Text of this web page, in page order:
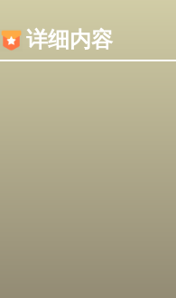
详细内容